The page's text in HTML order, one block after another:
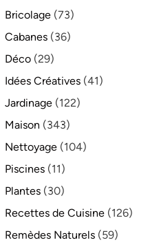
Bricolage (73)
Cabanes (36)
Déco (29)
Idées Créatives (41)
Jardinage (122)
Maison (343)
Nettoyage (104)
Piscines (11)
Plantes (30)
Recettes de Cuisine (126)
Remèdes Naturels (59)